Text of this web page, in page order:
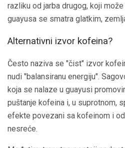
razliku od jarba drugog, koji
guayusa se smatra glatkim,
Alternativni izvor kofeina?
Često naziva se "čist" izvor
nudi "balansiranu energiju".
koja se nalaze u guayusi
puštanje kofeina i, u suprotnom,
efekte povezani sa kofeinom i
nesreće.